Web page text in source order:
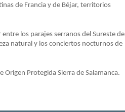
de Francia y de Béjar, territorios
los parajes serranos del Sureste de
natural y los conciertos nocturnos de
Protegida Sierra de Salamanca.